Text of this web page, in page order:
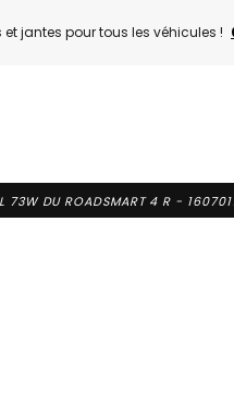
jantes pour tous les véhicules !
73W DU ROADSMART 4 R -